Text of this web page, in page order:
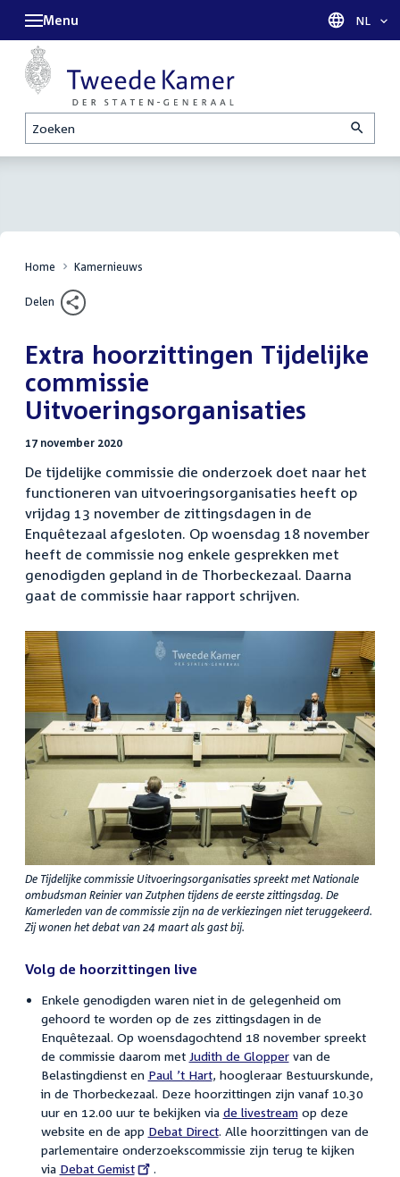
Zoeken
Menu Taal
NL
Home Kamernieuws
Delen
Extra hoorzittingen Tijdelijke
commissie
Uitvoeringsorganisaties
17 november 2020
De tijdelijke commissie die onderzoek doet naar het
functioneren van uitvoeringsorganisaties heeft op
vrijdag 13 november de zittingsdagen in de
Enquêtezaal afgesloten. Op woensdag 18 november
heeft de commissie nog enkele gesprekken met
genodigden gepland in de Thorbeckezaal. Daarna
gaat de commissie haar rapport schrijven.
De Tijdelijke commissie Uitvoeringsorganisaties spreekt met Nationale
ombudsman Reinier van Zutphen tijdens de eerste zittingsdag. De
Kamerleden van de commissie zijn na de verkiezingen niet teruggekeerd.
Zij wonen het debat van 24 maart als gast bij.
Volg de hoorzittingen live
Enkele genodigden waren niet in de gelegenheid om
gehoord te worden op de zes zittingsdagen in de
Enquêtezaal. Op woensdagochtend 18 november spreekt
de commissie daarom met Judith de Gloppervan de
Belastingdienst en Paul ’t Hart, hoogleraar Bestuurskunde,
in de Thorbeckezaal. Deze hoorzittingen zijn vanaf 10.30
uur en 12.00 uur te bekijken via de livestreamop deze
website en de app Debat Direct. Alle hoorzittingen van de
parlementaire onderzoekscommissie zijn terug te kijken
via External
Debat Gemist .